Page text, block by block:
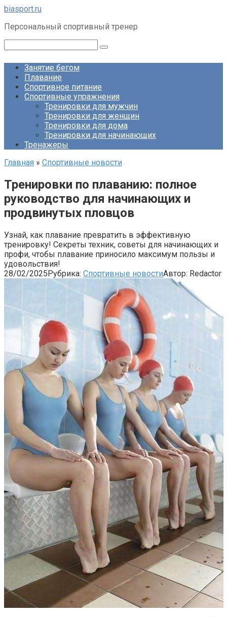
Перейти
контенту
biasport.ru
Персональный спортивный тренер
Занятие бегом
Плавание
Спортивное питание
Спортивные упражнения
Тренировки для мужчин
Тренировки для женщин
Тренировки для дома
Тренировки для начинающих
Тренажеры
Главная » Спортивные новости
Тренировки по плаванию: полное
руководство для начинающих и
продвинутых пловцов
Узнай, как плавание превратить в эффективную
тренировку! Секреты техник, советы для начинающих и
профи, чтобы плавание приносило максимум пользы и
удовольствия!
28/02/2025Рубрика: Спортивные новостиАвтор: Redactor